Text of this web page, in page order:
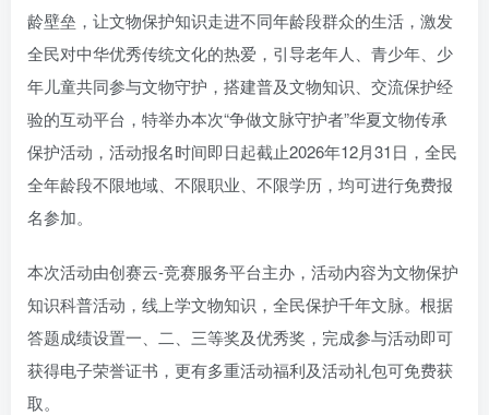
龄壁垒，让文物保护知识走进不同年龄段群众的生活，激发
全民对中华优秀传统文化的热爱，引导老年人、青少年、少
年儿童共同参与文物守护，搭建普及文物知识、交流保护经
验的互动平台，特举办本次“争做文脉守护者”华夏文物传承
保护活动，活动报名时间即日起截止2026年12月31日，全民
全年龄段不限地域、不限职业、不限学历，均可进行免费报
名参加。
本次活动由创赛云-竞赛服务平台主办，活动内容为文物保护
知识科普活动，线上学文物知识，全民保护千年文脉。根据
答题成绩设置一、二、三等奖及优秀奖，完成参与活动即可
获得电子荣誉证书，更有多重活动福利及活动礼包可免费获
取。